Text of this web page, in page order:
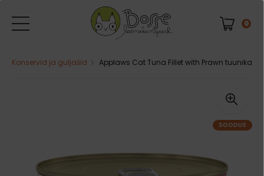
0
Konservid ja guljašid Applaws Cat Tuna Fillet with Prawn
SOODUS